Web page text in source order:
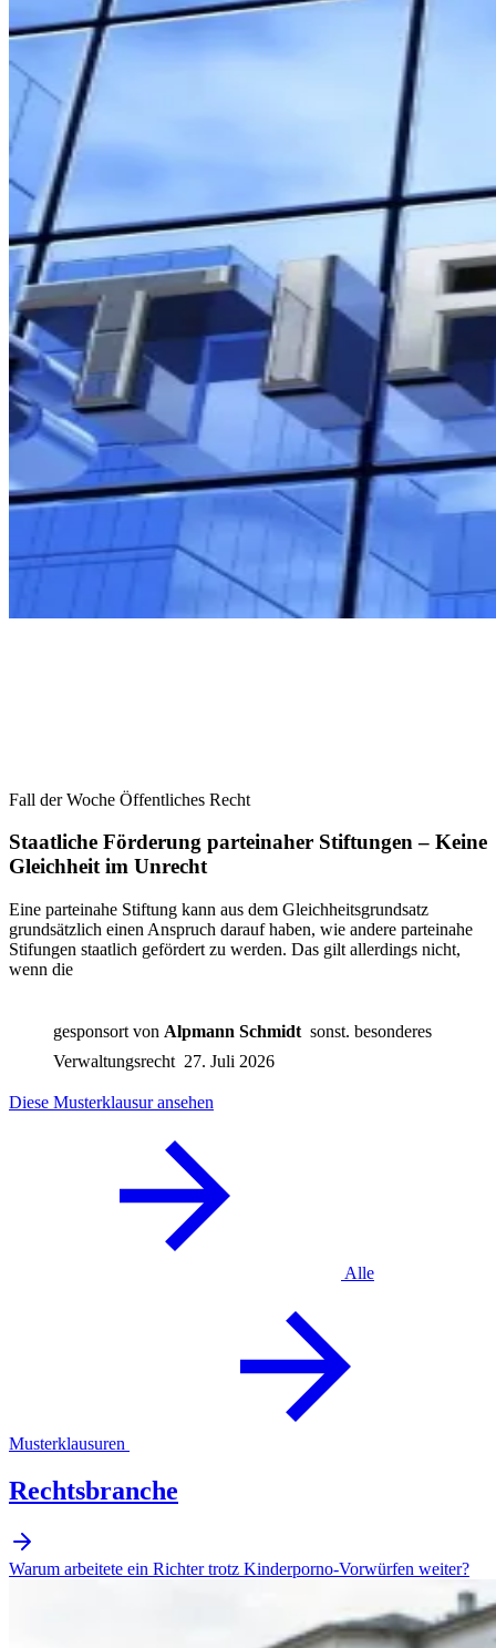
Fall der Woche Öffentliches Recht
Staatliche Förderung parteinaher Stiftungen – Keine
Gleichheit im Unrecht
Eine parteinahe Stiftung kann aus dem Gleichheitsgrundsatz
grundsätzlich einen Anspruch darauf haben, wie andere parteinahe
Stifungen staatlich gefördert zu werden. Das gilt allerdings nicht,
wenn die
gesponsort von Alpmann Schmidt sonst. besonderes
Verwaltungsrecht 27. Juli 2026
Diese Musterklausur ansehen
Alle
Musterklausuren
Rechtsbranche
Warum arbeitete ein Richter trotz Kinderporno-Vorwürfen weiter?